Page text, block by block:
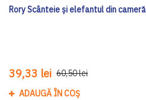
Rory Scânteie și elefantul din cameră
39,33 lei 60,50 lei
ADAUGĂ ÎN COȘ